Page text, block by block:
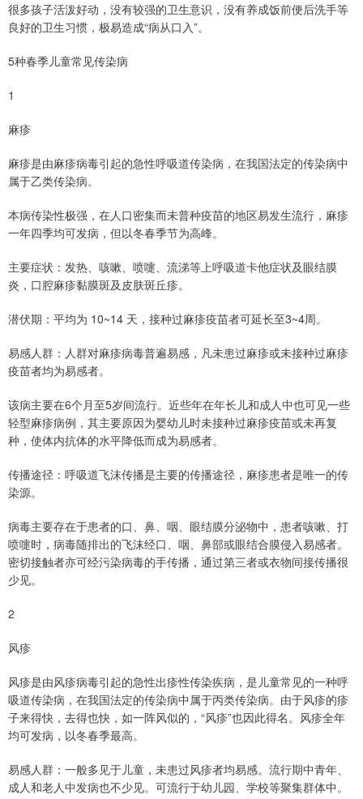
很多孩子活泼好动，没有较强的卫生意识，没有养成饭前便后洗手等
良好的卫生习惯，极易造成“病从口入”。
5种春季儿童常见传染病
1
麻疹
麻疹是由麻疹病毒引起的急性呼吸道传染病，在我国法定的传染病中
属于乙类传染病。
本病传染性极强，在人口密集而未普种疫苗的地区易发生流行，麻疹
一年四季均可发病，但以冬春季节为高峰。
主要症状：发热、咳嗽、喷嚏、流涕等上呼吸道卡他症状及眼结膜
炎，口腔麻疹黏膜斑及皮肤斑丘疹。
潜伏期：平均为 10~14 天，接种过麻疹疫苗者可延长至3~4周。
易感人群：人群对麻疹病毒普遍易感，凡未患过麻疹或未接种过麻疹
疫苗者均为易感者。
该病主要在6个月至5岁间流行。近些年在年长儿和成人中也可见一些
轻型麻疹病例，其主要原因为婴幼儿时未接种过麻疹疫苗或未再复
种，使体内抗体的水平降低而成为易感者。
传播途径：呼吸道飞沫传播是主要的传播途径，麻疹患者是唯一的传
染源。
病毒主要存在于患者的口、鼻、咽、眼结膜分泌物中，患者咳嗽、打
喷嚏时，病毒随排出的飞沫经口、咽、鼻部或眼结合膜侵入易感者。
密切接触者亦可经污染病毒的手传播，通过第三者或衣物间接传播很
少见。
2
风疹
风疹是由风疹病毒引起的急性出疹性传染疾病，是儿童常见的一种呼
吸道传染病，在我国法定的传染病中属于丙类传染病。由于风疹的疹
子来得快，去得也快，如一阵风似的，“风疹”也因此得名。风疹全年
均可发病，以冬春季最高。
易感人群：一般多见于儿童，未患过风疹者均易感。流行期中青年、
成人和老人中发病也不少见。可流行于幼儿园、学校等聚集群体中。